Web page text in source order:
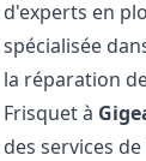
d'experts en
spécialisée
la réparation
Frisquet à
des services